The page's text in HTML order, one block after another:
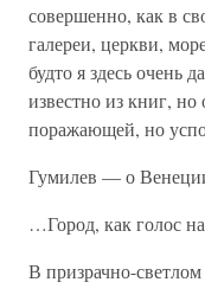
совершенно, как в
галереи, церкви,
будто я здесь очень
известно из книг,
поражающей, но
Гумилев — о
…Город, как голос
В призрачно-